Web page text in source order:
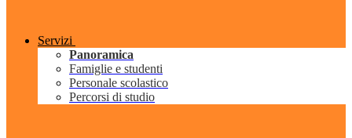
Servizi
Panoramica
Famiglie e studenti
Personale scolastico
Percorsi di studio